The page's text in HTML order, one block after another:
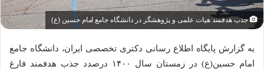
جذب هدفمند هیات علمی و پژوهشگر در دانشگاه جامع امام حسین (ع)
به گزارش پایگاه اطلاع رسانی دکتری تخصصی ایران، دانشگاه جامع
امام حسین(ع) در زمستان سال ۱۴۰۰ درصدد جذب هدفمند فارغ